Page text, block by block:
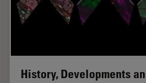
History, Developments